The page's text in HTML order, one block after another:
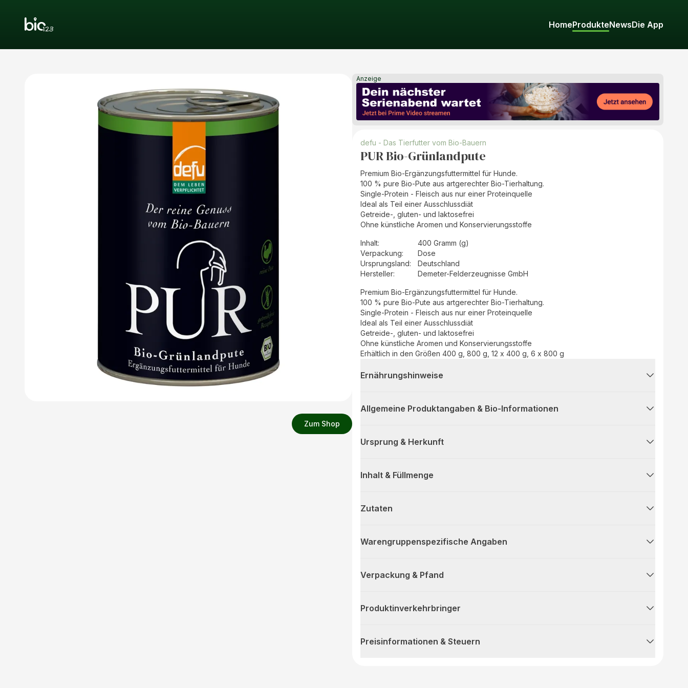
HomeProdukteNewsDie App
Zum Shop
Anzeige
defu - Das Tierfutter vom Bio-Bauern
PUR Bio-Grünlandpute
Premium Bio-Ergänzungsfuttermittel für Hunde.
100 % pure Bio-Pute aus artgerechter Bio-Tierhaltung.
Single-Protein - Fleisch aus nur einer Proteinquelle
Ideal als Teil einer Ausschlussdiät
Getreide-, gluten- und laktosefrei
Ohne künstliche Aromen und Konservierungsstoffe
Inhalt:
400 Gramm (g)
Verpackung:
Dose
Ursprungsland:
Deutschland
Hersteller: Demeter-Felderzeugnisse GmbH
Premium Bio-Ergänzungsfuttermittel für Hunde.
100 % pure Bio-Pute aus artgerechter Bio-Tierhaltung.
Single-Protein - Fleisch aus nur einer Proteinquelle
Ideal als Teil einer Ausschlussdiät
Getreide-, gluten- und laktosefrei
Ohne künstliche Aromen und Konservierungsstoffe
Erhältlich in den Größen 400 g, 800 g, 12 x 400 g, 6 x 800 g
Ernährungshinweise
Allgemeine Produktangaben & Bio-Informationen
Ursprung & Herkunft
Inhalt & Füllmenge
Zutaten
Warengruppenspezifische Angaben
Verpackung & Pfand
Produktinverkehrbringer
Preisinformationen & Steuern